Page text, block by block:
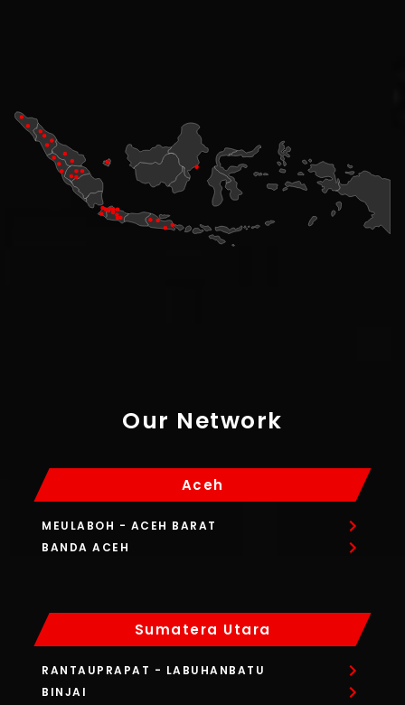
Our Network
Aceh
MEULABOH - ACEH BARAT
BANDA ACEH
Sumatera Utara
RANTAUPRAPAT - LABUHANBATU
BINJAI